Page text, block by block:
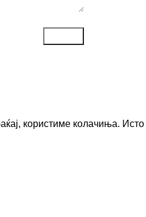
користиме колачиња. Исто